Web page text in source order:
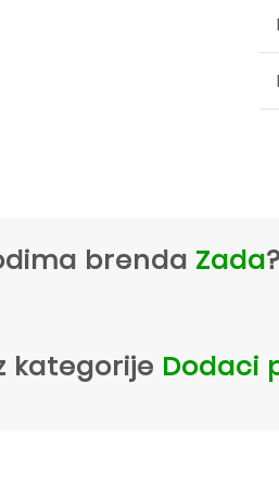
brenda Zada?
kategorije Dodaci